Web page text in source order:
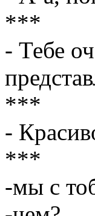
***
- Тебе
***
-
***
-мы с